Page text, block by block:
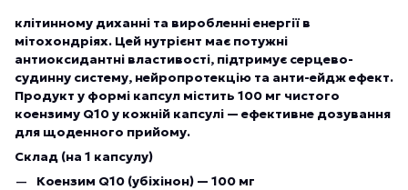
клітинному диханні та виробленні енергії в
мітохондріях. Цей нутрієнт має потужні
антиоксидантні властивості, підтримує серцево-
судинну систему, нейропротекцію та анти-ейдж ефект.
Продукт у формі капсул містить 100 мг чистого
коензиму Q10 у кожній капсулі — ефективне дозування
для щоденного прийому.
Склад (на 1 капсулу)
Коензим Q10 (убіхінон) — 100 мг